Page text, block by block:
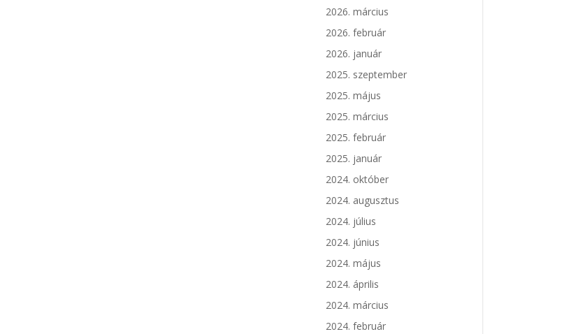
2026. március
2026. február
2026. január
2025. szeptember
2025. május
2025. március
2025. február
2025. január
2024. október
2024. augusztus
2024. július
2024. június
2024. május
2024. április
2024. március
2024. február